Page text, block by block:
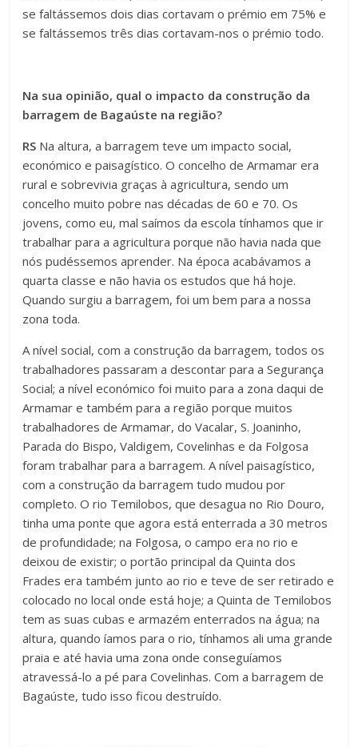
se faltássemos dois dias cortavam o prémio em 75% e
se faltássemos três dias cortavam-nos o prémio todo.
Na sua opinião, qual o impacto da construção da
barragem de Bagaúste na região?
RS Na altura, a barragem teve um impacto social,
económico e paisagístico. O concelho de Armamar era
rural e sobrevivia graças à agricultura, sendo um
concelho muito pobre nas décadas de 60 e 70. Os
jovens, como eu, mal saímos da escola tínhamos que ir
trabalhar para a agricultura porque não havia nada que
nós pudéssemos aprender. Na época acabávamos a
quarta classe e não havia os estudos que há hoje.
Quando surgiu a barragem, foi um bem para a nossa
zona toda.
A nível social, com a construção da barragem, todos os
trabalhadores passaram a descontar para a Segurança
Social; a nível económico foi muito para a zona daqui de
Armamar e também para a região porque muitos
trabalhadores de Armamar, do Vacalar, S. Joaninho,
Parada do Bispo, Valdigem, Covelinhas e da Folgosa
foram trabalhar para a barragem. A nível paisagístico,
com a construção da barragem tudo mudou por
completo. O rio Temilobos, que desagua no Rio Douro,
tinha uma ponte que agora está enterrada a 30 metros
de profundidade; na Folgosa, o campo era no rio e
deixou de existir; o portão principal da Quinta dos
Frades era também junto ao rio e teve de ser retirado e
colocado no local onde está hoje; a Quinta de Temilobos
tem as suas cubas e armazém enterrados na água; na
altura, quando íamos para o rio, tínhamos ali uma grande
praia e até havia uma zona onde conseguíamos
atravessá-lo a pé para Covelinhas. Com a barragem de
Bagaúste, tudo isso ficou destruído.